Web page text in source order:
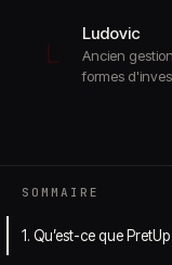
L
Ludovic
Ancien
formes
SOMMAIRE
1. Qu’est-ce que PretUp